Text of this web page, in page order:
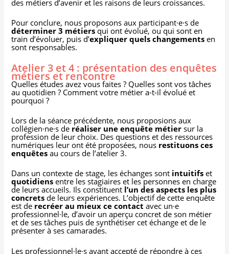
des métiers d’avenir et les raisons de leurs croissances.
Pour conclure, nous proposons aux participant·e·s de
déterminer 3 métiersqui ont évolué, ou qui sont en
train d’évoluer, puis d’expliquer quels changements en
sont responsables.
Atelier 3 et 4 : présentation des enquêtes
métiers et rencontre
Quelles études avez vous faites ? Quelles sont vos tâches
au quotidien ? Comment votre métier a-t-il évolué et
pourquoi ?
Lors de la séance précédente, nous proposions aux
collégien·ne·s de réaliser une enquête métier sur la
profession de leur choix. Des questions et des ressources
numériques leur ont été proposées, nous restituons ces
enquêtesau cours de l’atelier 3.
Dans un contexte de stage, les échanges sont intuitifs et
quotidiens entre les stagiaires et les personnes en charge
de leurs accueils. Ils constituent l’un des aspects les plus
concretsde leurs expériences. L’objectif de cette enquête
est de recréer au mieux ce contact avec un·e
professionnel·le, d’avoir un aperçu concret de son métier
et de ses tâches puis de synthétiser cet échange et de le
présenter à ses camarades.
Les professionnel·le·s ayant accepté de répondre à ces